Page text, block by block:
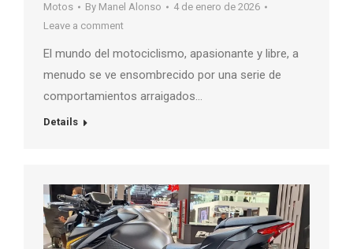
Motos By Manel Alonso
4 de enero de 2026
Leave a comment
El mundo del motociclismo, apasionante y libre, a
menudo se ve ensombrecido por una serie de
comportamientos arraigados…
Details